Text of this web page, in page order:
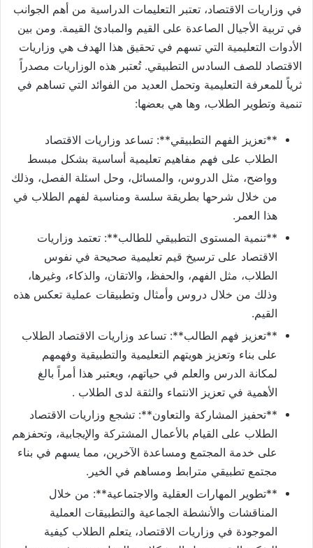
في وزاريات الاقتصاد، تعتبر التعليمات الدراسية من أهم الجوانب
في تربية الأجيال الصاعدة على القيم والمبادئ القيمة. ومن بين
الأدوات التعليمية التي تسهم في تحقيق هذا الهدف هي وزاريات
الاقتصاد للصف السادس التطبيقي. تُعتبر هذه الوزاريات مصدراً
ثرياً للمعرفة التعليمية وتحمل العديد من الفوائد التي تساهم في
تنمية وتطوير الطلاب، وها هي بعضها:
**تعزيز الفهم التطبيقي**: تساعد وزاريات الاقتصاد
الطلاب على فهم مفاهيم تعليمية أساسية بشكل مبسط
وواضح، مثل الدروس، والمسائل، وحل اسئلة الفصل، وذلك
من خلال شرحها بطريقة سلسة ومناسبة لفهم الطلاب في
هذا العمر.
**تنمية المستوى التطبيقي للطالب**: تعتمد وزاريات
الاقتصاد على ترسيخ قيم تعليمية صحيحة في نفوس
الطلاب، مثل الفهم، والحفظ، والاتقان، والذكاء، وغيرها،
وذلك من خلال دروس وأمثال وتطبيقات عملية تعكس هذه
القيم.
**تعزيز فهم الطالب**: تساعد وزاريات الاقتصاد الطلاب
على بناء وتعزيز هويتهم التعليمية والتطبيقية وفهمهم
لمكانة الدرس والعلم في حياتهم، ويعتبر هذا أمراً بالغ
الأهمية في تعزيز الانتماء والثقة لدى الطلاب .
**تحفيز المشاركة والتعاون**: تشجع وزاريات الاقتصاد
الطلاب على القيام بالأعمال المشتركة والإيجابية، وتحفزهم
على خدمة المجتمع ومساعدة الآخرين، مما يسهم في بناء
مجتمع تطبيقي مترابط ومساهم في الخير.
**تطوير المهارات العقلية والاجتماعية**: من خلال
المناقشات والأنشطة الجماعية والتطبيقات العملية
الموجودة في وزاريات الاقتصاد، يتعلم الطلاب كيفية